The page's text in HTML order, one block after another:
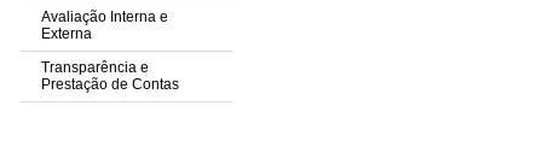
Avaliação Interna e
Externa
Transparência e
Prestação de Contas